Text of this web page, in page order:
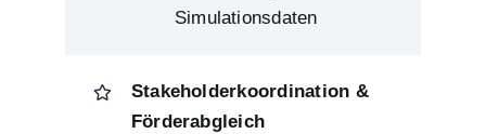
Simulationsdaten
Stakeholderkoordination &
Förderabgleich